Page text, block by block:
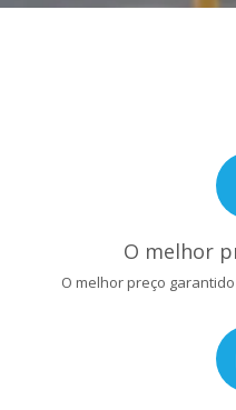
O melhor
O melhor preço